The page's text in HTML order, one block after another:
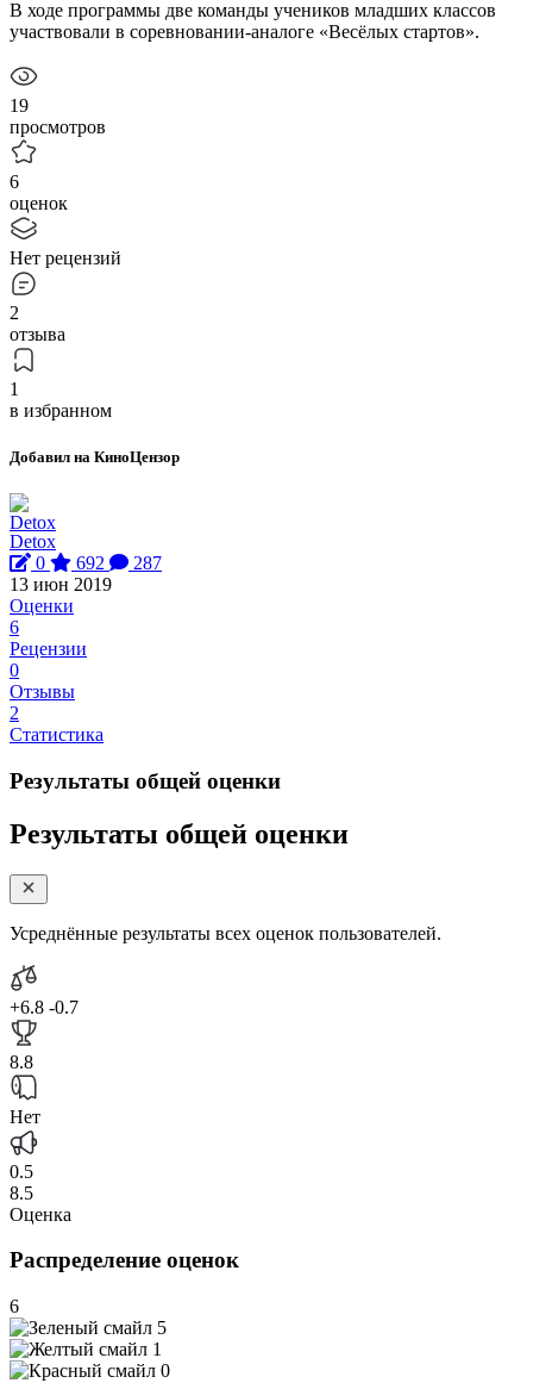
В ходе программы две команды учеников младших классов
участвовали в соревновании-аналоге «Весёлых стартов».
19
просмотров
6
оценок
Нет рецензий
2
отзыва
1
в избранном
Добавил на КиноЦензор
Detox
0
692
287
13 июн 2019
Оценки
6
Рецензии
0
Отзывы
2
Статистика
Результаты общей оценки
Результаты общей оценки
Усреднённые результаты всех оценок пользователей.
+6.8 -0.7
8.8
Нет
0.5
8.5
Оценка
Распределение оценок
6
5
1
0